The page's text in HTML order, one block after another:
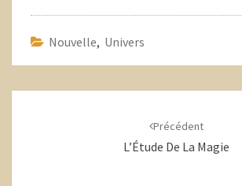
Nouvelle, Univers
Précédent
L’Étude De La Magie